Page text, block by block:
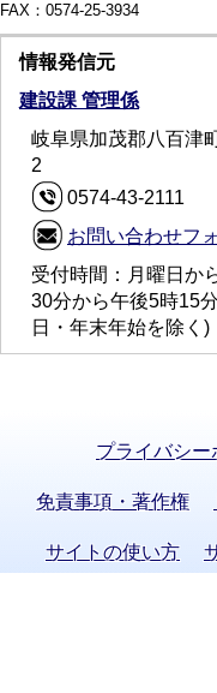
FAX：0574-25-3934
情報発信元
建設課 管理係
岐阜県加茂郡八百津
2
0574-43-2111
お問い合わせフ
受付時間：月曜日か
30分から午後5時15
日・年末年始を除く)
プライバシー
免責事項・著作権
サイトの使い方